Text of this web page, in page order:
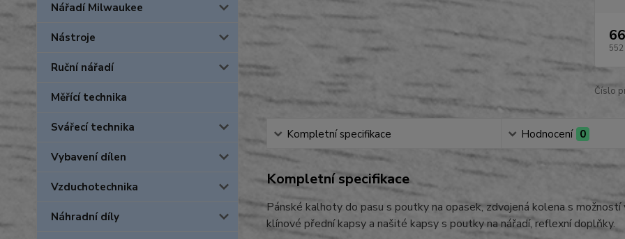
Nářadí Milwaukee
Nástroje
Ruční nářadí
Měřící technika
Svářecí technika
Vybavení dílen
Vzduchotechnika
Náhradní díly
552
Číslo
Kompletní specifikace Hodnocení 0
Kompletní specifikace
Pánské kalhoty do pasu s poutky na opasek, zdvojená kolena s
klínové přední kapsy a našité kapsy s poutky na nářadí, reflexní doplňky.